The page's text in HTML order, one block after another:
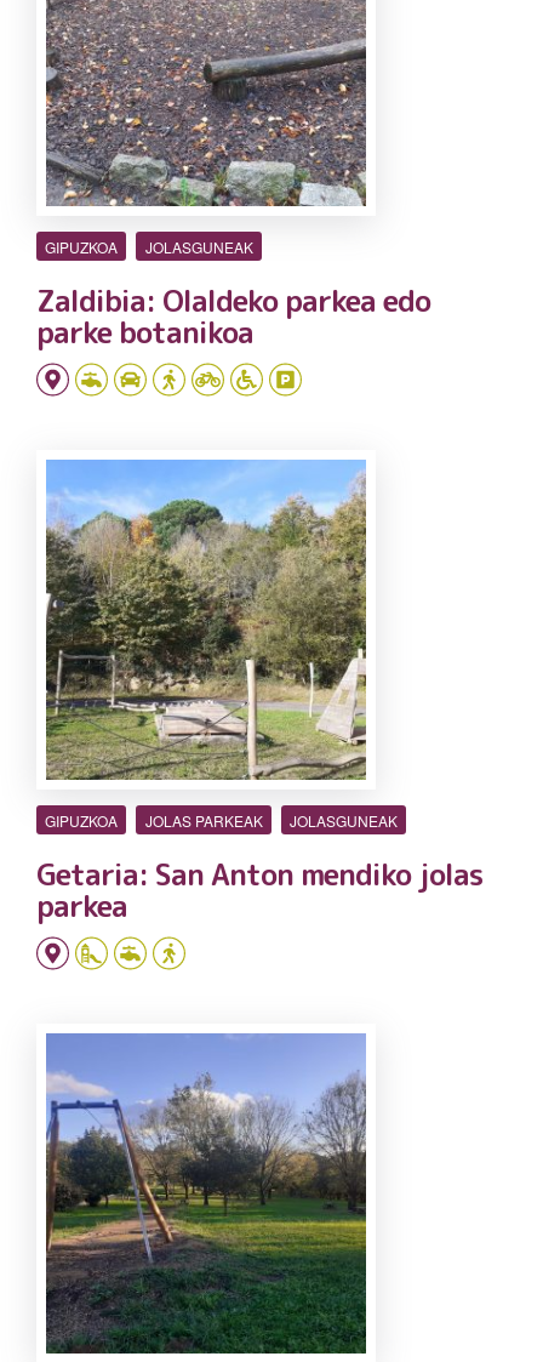
GIPUZKOA JOLASGUNEAK
Zaldibia: Olaldeko parkea edo
parke botanikoa
GIPUZKOA JOLAS PARKEAK JOLASGUNEAK
Getaria: San Anton mendiko jolas
parkea